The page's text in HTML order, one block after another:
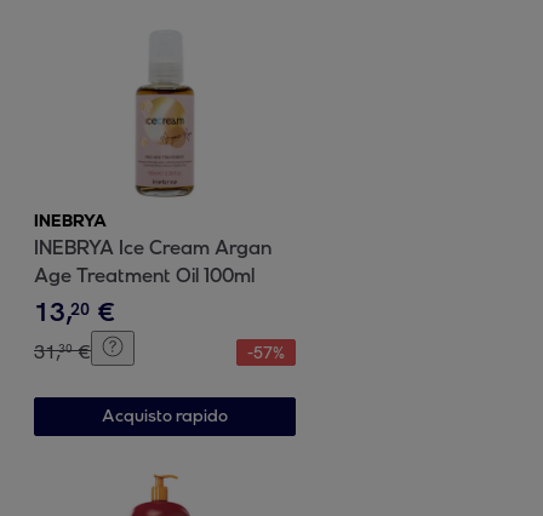
INEBRYA
INEBRYA Ice Cream Argan
Age Treatment Oil 100ml
13,20 €
31,30 € -57%
Acquisto rapido